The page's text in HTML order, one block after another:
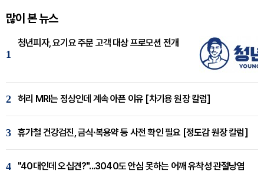
많이 본 뉴스
1
청년피자, 요기요 주문 고객 대상 프로모션 전개
2 허리 MRI는 정상인데 계속 아픈 이유 [차기용 원장 칼럼]
3 휴가철 건강검진, 금식·복용약 등 사전 확인 필요 [정도감 원장 칼럼]
4 "40대인데 오십견?"...3040도 안심 못하는 어깨 유착성 관절낭염